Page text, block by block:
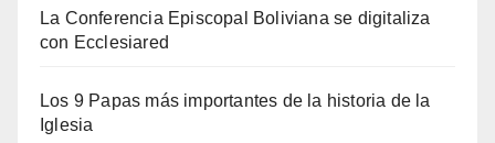
La Conferencia Episcopal Boliviana se digitaliza
con Ecclesiared
Los 9 Papas más importantes de la historia de la
Iglesia